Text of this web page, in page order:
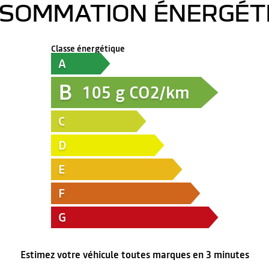
Classe énergétique
A
B 105 g CO2/km
C
D
E
F
G
Estimez votre véhicule toutes marques en 3 minutes